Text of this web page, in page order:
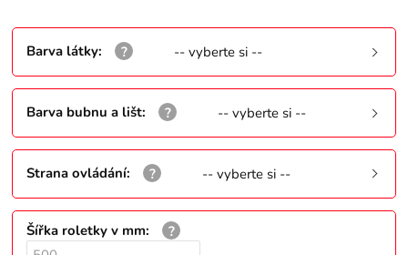
Barva látky: -- vyberte si --
Barva bubnu a lišt: -- vyberte si --
Strana ovládání: -- vyberte si --
Šířka roletky v mm: